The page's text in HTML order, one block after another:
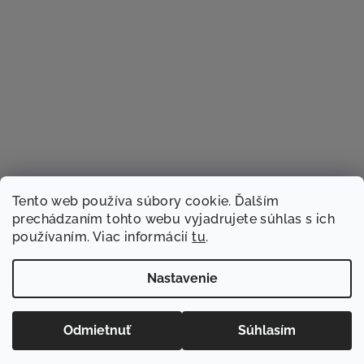
Tento web používa súbory cookie. Ďalším
prechádzaním tohto webu vyjadrujete súhlas s ich
používaním. Viac informáciítu.
Nastavenie
Odmietnuť Súhlasím
Sledovať na Instagrame
TACSTER.sk
Vytvoril Shoptet